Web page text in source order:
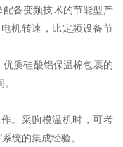
备变频技术的节能型产
机转速，比定频设备节
质硅酸铝保温棉包裹的
。采购模温机时，可考
统的集成经验。